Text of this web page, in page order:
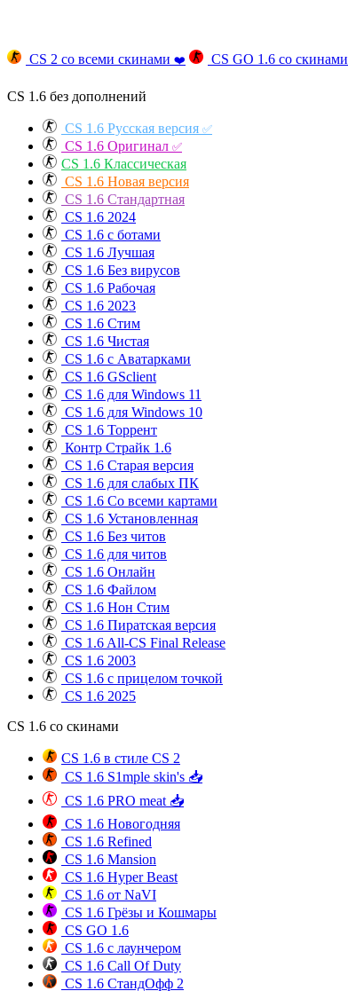
CS 2 со всеми скинами ❤️ CS GO 1.6 со скинами
CS 1.6 без дополнений
CS 1.6 Русская версия ✅
CS 1.6 Оригинал ✅
CS 1.6 Классическая
CS 1.6 Новая версия
CS 1.6 Стандартная
CS 1.6 2024
CS 1.6 с ботами
CS 1.6 Лучшая
CS 1.6 Без вирусов
CS 1.6 Рабочая
CS 1.6 2023
CS 1.6 Стим
CS 1.6 Чистая
CS 1.6 с Аватарками
CS 1.6 GSclient
CS 1.6 для Windows 11
CS 1.6 для Windows 10
CS 1.6 Торрент
Контр Страйк 1.6
CS 1.6 Старая версия
CS 1.6 для слабых ПК
CS 1.6 Со всеми картами
CS 1.6 Установленная
CS 1.6 Без читов
CS 1.6 для читов
CS 1.6 Онлайн
CS 1.6 Файлом
CS 1.6 Нон Стим
CS 1.6 Пиратская версия
CS 1.6 All-CS Final Release
CS 1.6 2003
CS 1.6 с прицелом точкой
CS 1.6 2025
CS 1.6 со скинами
CS 1.6 в стиле CS 2
CS 1.6 S1mple skin's 📥
CS 1.6 PRO meat 📥
CS 1.6 Новогодняя
CS 1.6 Refined
CS 1.6 Mansion
CS 1.6 Hyper Beast
CS 1.6 от NaVI
CS 1.6 Грёзы и Кошмары
CS GO 1.6
CS 1.6 с лаунчером
CS 1.6 Call Of Duty
CS 1.6 СтандОфф 2